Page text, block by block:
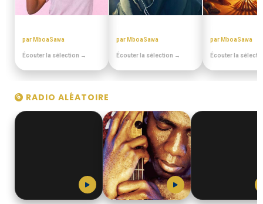
par MboaSawa
Écouter la sélection →
par MboaSawa
Écouter la sélection →
par MboaSawa
Écouter la
RADIO ALÉATOIRE